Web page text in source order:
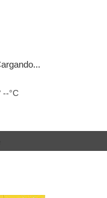
--°C